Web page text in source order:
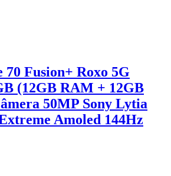
Fusion+ Roxo 5G
(12GB RAM + 12GB
50MP Sony Lytia
Amoled 144Hz